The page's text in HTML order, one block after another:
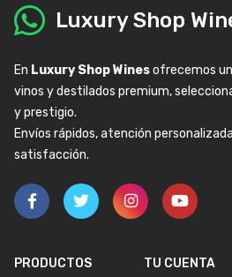
Luxury Shop
En Luxury Shop Winesofrecemos
vinos y destilados premium,
y prestigio.
Envíos rápidos, atención
satisfacción.
PRODUCTOS TU CUENTA